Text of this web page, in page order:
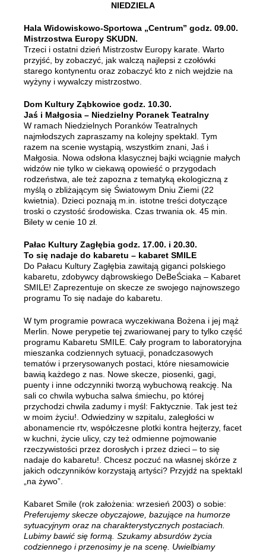
NIEDZIELA
Hala Widowiskowo-Sportowa „Centrum” godz. 09.00.
Mistrzostwa Europy SKUDN.
Trzeci i ostatni dzień Mistrzostw Europy karate. Warto
przyjść, by zobaczyć, jak walczą najlepsi z czołówki
starego kontynentu oraz zobaczyć kto z nich wejdzie na
wyżyny i wywalczy mistrzostwo.
Dom Kultury Ząbkowice godz. 10.30.
Jaś i Małgosia – Niedzielny Poranek Teatralny
W ramach Niedzielnych Poranków Teatralnych
najmłodszych zapraszamy na kolejny spektakl. Tym
razem na scenie wystąpią, wszystkim znani, Jaś i
Małgosia. Nowa odsłona klasycznej bajki wciągnie małych
widzów nie tylko w ciekawą opowieść o przygodach
rodzeństwa, ale też zapozna z tematyką ekologiczną z
myślą o zbliżającym się Światowym Dniu Ziemi (22
kwietnia). Dzieci poznają m.in. istotne treści dotyczące
troski o czystość środowiska. Czas trwania ok. 45 min.
Bilety w cenie 10 zł.
Pałac Kultury Zagłębia godz. 17.00. i 20.30.
To się nadaje do kabaretu – kabaret SMILE
Do Pałacu Kultury Zagłębia zawitają giganci polskiego
kabaretu, zdobywcy dąbrowskiego DeBeŚciaka – Kabaret
SMILE! Zaprezentuje on skecze ze swojego najnowszego
programu To się nadaje do kabaretu.
W tym programie powraca wyczekiwana Bożena i jej mąż
Merlin. Nowe perypetie tej zwariowanej pary to tylko część
programu Kabaretu SMILE. Cały program to laboratoryjna
mieszanka codziennych sytuacji, ponadczasowych
tematów i przerysowanych postaci, które niesamowicie
bawią każdego z nas. Nowe skecze, piosenki, gagi,
puenty i inne odczynniki tworzą wybuchową reakcję. Na
sali co chwila wybucha salwa śmiechu, po której
przychodzi chwila zadumy i myśl: Faktycznie. Tak jest też
w moim życiu!. Odwiedziny w szpitalu, zaległości w
abonamencie rtv, współczesne plotki kontra hejterzy, facet
w kuchni, życie ulicy, czy też odmienne pojmowanie
rzeczywistości przez dorosłych i przez dzieci – to się
nadaje do kabaretu!. Chcesz poczuć na własnej skórze z
jakich odczynników korzystają artyści? Przyjdź na spektakl
„na żywo”.
Kabaret Smile (rok założenia: wrzesień 2003) o sobie:
Preferujemy skecze obyczajowe, bazujące na humorze
sytuacyjnym oraz na charakterystycznych postaciach.
Lubimy bawić się formą. Szukamy absurdów życia
codziennego i przenosimy je na scenę. Uwielbiamy